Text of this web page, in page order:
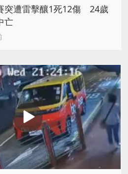
突遭雷擊釀1死12傷 24歲
亡